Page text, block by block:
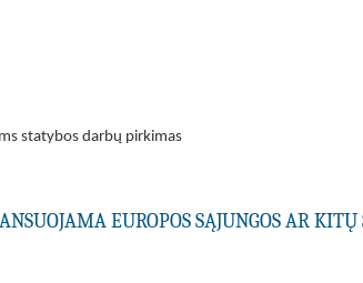
statybos darbų pirkimas
EUROPOS SĄJUNGOS AR